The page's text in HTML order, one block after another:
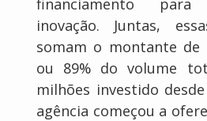
financiamento
inovação. Juntas,
somam o montante de
ou 89% do volume
milhões investido
agência começou a